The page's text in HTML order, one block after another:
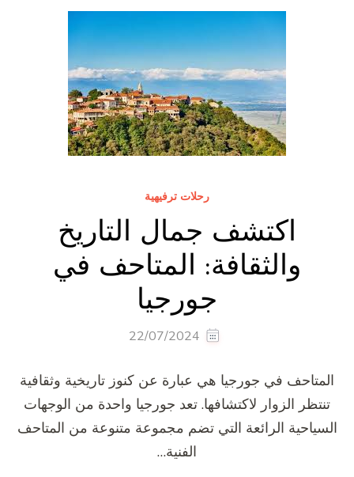
رحلات ترفيهية
اكتشف جمال التاريخ
والثقافة: المتاحف في
جورجيا
22/07/2024
المتاحف في جورجيا هي عبارة عن كنوز تاريخية وثقافية
تنتظر الزوار لاكتشافها. تعد جورجيا واحدة من الوجهات
السياحية الرائعة التي تضم مجموعة متنوعة من المتاحف
الفنية…